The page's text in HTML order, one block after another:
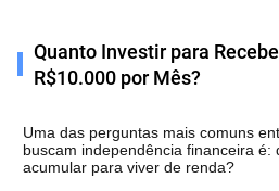
Quanto Investir para
R$10.000 por Mês?
Uma das perguntas mais comuns
buscam independência financeira é:
acumular para viver de renda?